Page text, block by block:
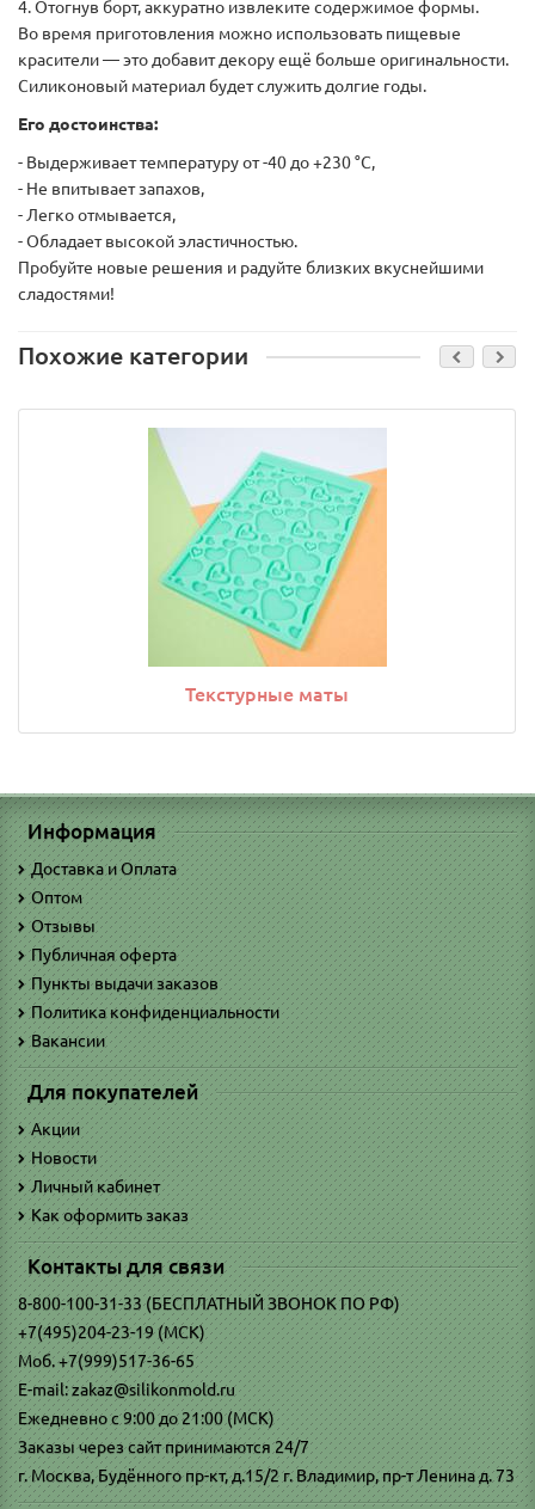
4. Отогнув борт, аккуратно извлеките содержимое формы.
Во время приготовления можно использовать пищевые
красители — это добавит декору ещё больше оригинальности.
Силиконовый материал будет служить долгие годы.
Его достоинства:
- Выдерживает температуру от -40 до +230 °C,
- Не впитывает запахов,
- Легко отмывается,
- Обладает высокой эластичностью.
Пробуйте новые решения и радуйте близких вкуснейшими
сладостями!
Похожие категории
Текстурные маты
Информация
Доставка и Оплата
Оптом
Отзывы
Публичная оферта
Пункты выдачи заказов
Политика конфиденциальности
Вакансии
Для покупателей
Акции
Новости
Личный кабинет
Как оформить заказ
Контакты для связи
8-800-100-31-33 (БЕСПЛАТНЫЙ ЗВОНОК ПО РФ)
+7(495)204-23-19 (МСК)
Моб. +7(999)517-36-65
E-mail: zakaz@silikonmold.ru
Ежедневно с 9:00 до 21:00 (МСК)
Заказы через сайт принимаются 24/7
г. Москва, Будённого пр-кт, д.15/2 г. Владимир, пр-т Ленина д. 73